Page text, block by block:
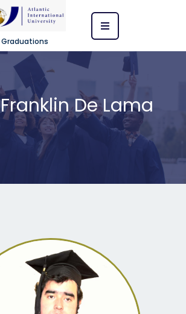
De Lama